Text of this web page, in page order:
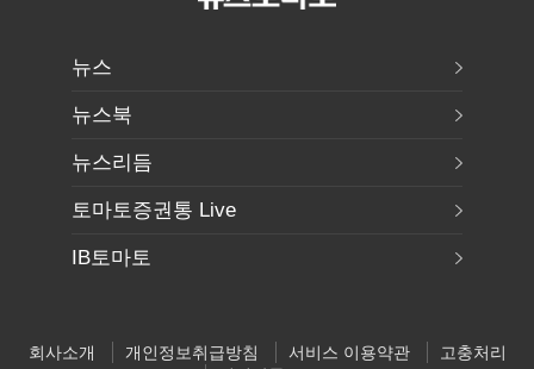
뉴스
뉴스북
뉴스리듬
토마토증권통 Live
IB토마토
회사소개 개인정보취급방침 서비스 이용약관
고충처리